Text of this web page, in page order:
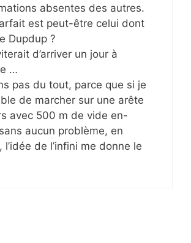
absentes des autres.
est peut-être celui dont
Dupdup ?
d’arriver un jour à
…
pas du tout, parce que si je
de marcher sur une arête
avec 500 m de vide en-
aucun problème, en
l’idée de l’infini me donne le